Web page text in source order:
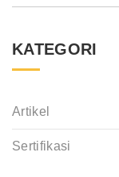
KATEGORI
Artikel
Sertifikasi